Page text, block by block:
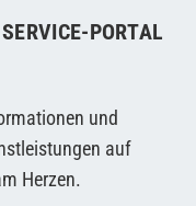
PORTAL
und
auf
Herzen.